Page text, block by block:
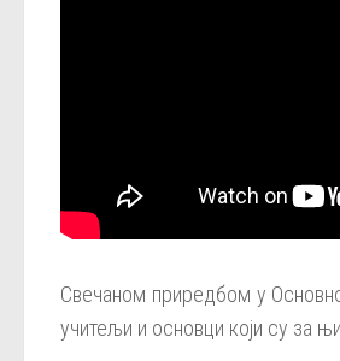
Свечаном приредбом у
учитељи и основци који су за